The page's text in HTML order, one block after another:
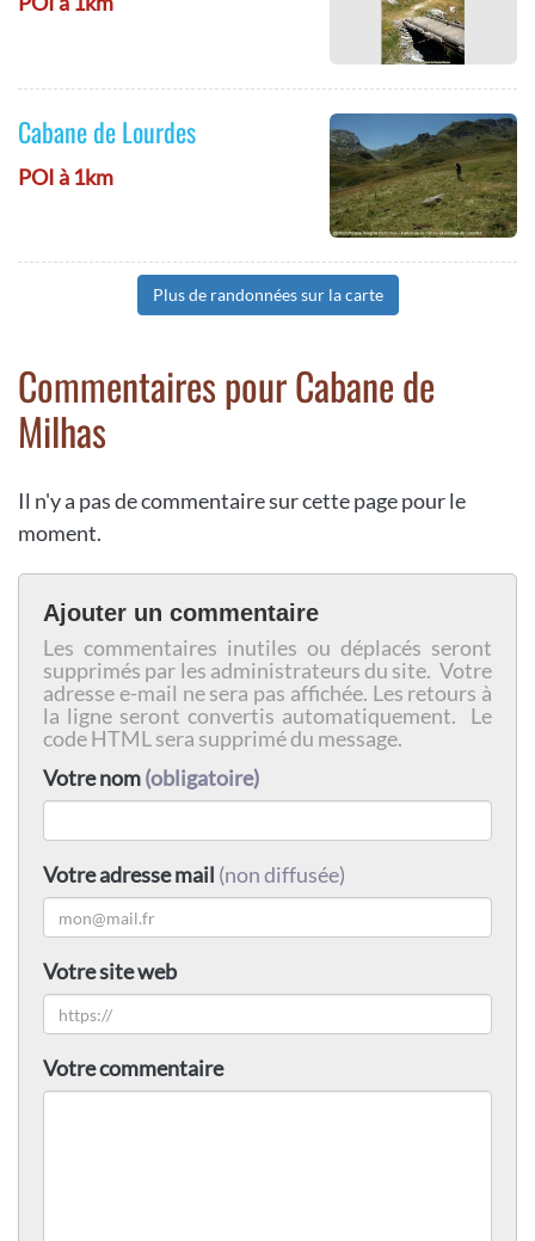
Cabane de Lourdes
POI à 1km
Plus de randonnées sur la carte
Commentaires pour Cabane de
Milhas
Il n'y a pas de commentaire sur cette page pour le
moment.
Ajouter un commentaire
Les commentaires inutiles ou déplacés seront
supprimés par les administrateurs du site. Votre
adresse e-mail ne sera pas affichée. Les retours à
la ligne seront convertis automatiquement. Le
code HTML sera supprimé du message.
Votre nom(obligatoire)
Votre adresse mail (non diffusée)
Votre site web
Votre commentaire